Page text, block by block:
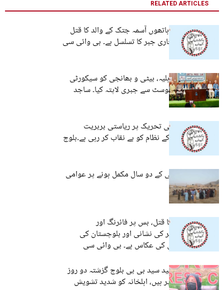
RELATED ARTICLES
ڈیتھ اسکواڈ کے ہاتھوں آسمہ جتک کے والد کا قتل
بلوچستان میں جاری جبر کا تسلسل ہے۔ بی وائی سی
پارٹی رہنماء کے اہلیہ، بیٹی و بھانجی کو سیکورٹی
فورسز نے چیک پوسٹ سے جبری لاپتہ کیا۔ ساجد
ترین ایڈوکیٹ
کشمیر میں عوامی تحریک پر ریاستی بربریت
پاکستان کے جبر کے نظام کو بے نقاب کر رہی ہے۔بلوچ
یکجہتی کمیٹی
کوئٹہ: راجی مُچی کے دو سال مکمل ہونے پر عوامی
آگاہی مہم
جج عبدالحکیم کا قتل، بس پر فائرنگ اور
کرفیو،بدترین جبر کی نشانی اور بلوچستان کی
حقیقی صورتحال کی عکاس ہے۔ بی وائی سی
تربت:جیل میں قید سید بی بی بلوچ گزشتہ دو روز
سے بھوک ہڑتال پر ہیں، اہلخانہ کو شدید تشویش